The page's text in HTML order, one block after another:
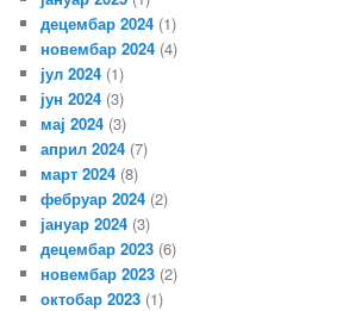
децембар 2024 (1)
новембар 2024 (4)
јул 2024 (1)
јун 2024 (3)
мај 2024 (3)
април 2024 (7)
март 2024 (8)
фебруар 2024 (2)
јануар 2024 (3)
децембар 2023 (6)
новембар 2023 (2)
октобар 2023 (1)